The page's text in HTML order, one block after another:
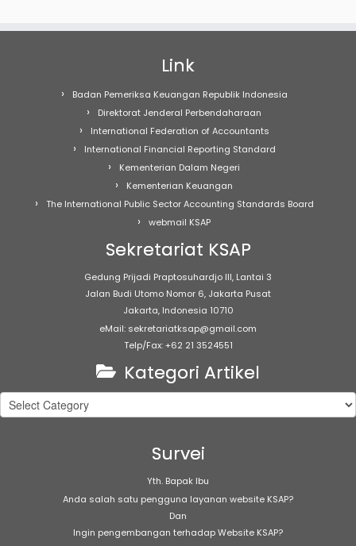
Link
Badan Pemeriksa Keuangan Republik Indonesia
Direktorat Jenderal Perbendaharaan
International Federation of Accountants
International Financial Reporting Standard
Kementerian Dalam Negeri
Kementerian Keuangan
The International Public Sector Accounting Standards Board
webmail KSAP
Sekretariat KSAP
Gedung Prijadi Praptosuhardjo III, Lantai 3
Jalan Budi Utomo Nomor 6, Jakarta Pusat
Jakarta, Indonesia 10710
eMail: sekretariatksap@gmail.com
Telp/Fax: +62 21 3524551
Kategori Artikel
Kategori
Artikel
Survei
Yth. Bapak Ibu
Anda salah satu pengguna layanan website KSAP?
Dan
Ingin pengembangan terhadap Website KSAP?